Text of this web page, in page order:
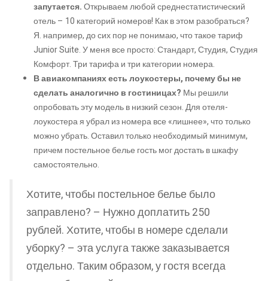
запутается.Открываем любой среднестатистический
отель – 10 категорий номеров! Как в этом разобраться?
Я. например, до сих пор не понимаю, что такое тариф
Junior Suite. У меня все просто: Стандарт, Студия, Студия
Комфорт. Три тарифа и три категории номера.
В авиакомпаниях есть лоукостеры, почему бы не
сделать аналогично в гостиницах? Мы решили
опробовать эту модель в низкий сезон. Для отеля-
лоукостера я убрал из номера все «лишнее», что только
можно убрать. Оставил только необходимый минимум,
причем постельное белье гость мог достать в шкафу
самостоятельно.
Хотите, чтобы постельное белье было
заправлено? – Нужно доплатить 250
рублей. Хотите, чтобы в номере сделали
уборку? – эта услуга также заказывается
отдельно. Таким образом, у гостя всегда